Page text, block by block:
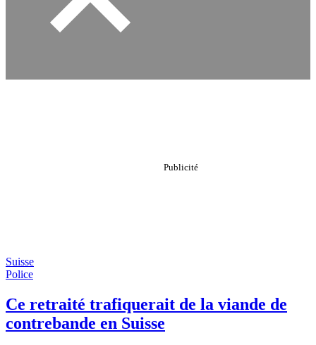
Suisse
Police
Ce retraité trafiquerait de la viande de
contrebande en Suisse